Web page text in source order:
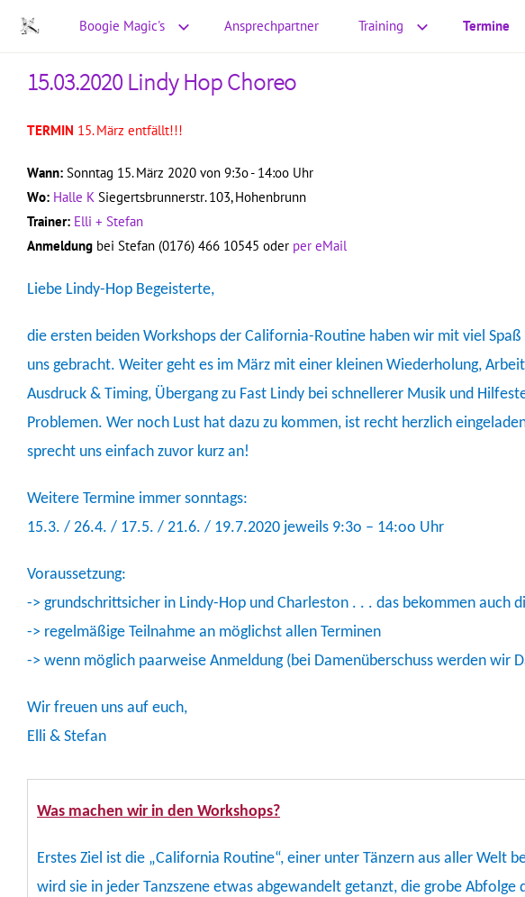
Boogie Magic's Ansprechpartner Training Termine
15.03.2020 Lindy Hop Choreo
TERMIN 15. März entfällt!!!
Wann: Sonntag 15. März 2020 von 9:3o - 14:oo Uhr
Wo: Halle K Siegertsbrunnerstr. 103, Hohenbrunn
Trainer: Elli + Stefan
Anmeldung bei Stefan (0176) 466 10545 oder per eMail
Liebe Lindy-Hop Begeisterte,
die ersten beiden Workshops der California-Routine haben wir mit viel
uns gebracht. Weiter geht es im März mit einer kleinen Wiederholung,
Ausdruck & Timing, Übergang zu Fast Lindy bei schnellerer Musik und
Problemen. Wer noch Lust hat dazu zu kommen, ist recht herzlich
sprecht uns einfach zuvor kurz an!
Weitere Termine immer sonntags:
15.3. / 26.4. / 17.5. / 21.6. / 19.7.2020 jeweils 9:3o – 14:oo Uhr
Voraussetzung:
-> grundschrittsicher in Lindy-Hop und Charleston . . . das bekommen auch
-> regelmäßige Teilnahme an möglichst allen Terminen
-> wenn möglich paarweise Anmeldung (bei Damenüberschuss werden wir
Wir freuen uns auf euch,
Elli & Stefan
Was machen wir in den Workshops?
Erstes Ziel ist die „California Routine“, einer unter Tänzern aus aller Welt
wird sie in jeder Tanzszene etwas abgewandelt getanzt, die grobe Abfolge